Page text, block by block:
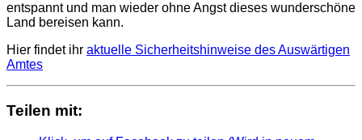
entspannt und man wieder ohne Angst dieses wunderschöne
Land bereisen kann.
Hier findet ihr aktuelle Sicherheitshinweise des Auswärtigen
Amtes
Teilen mit: